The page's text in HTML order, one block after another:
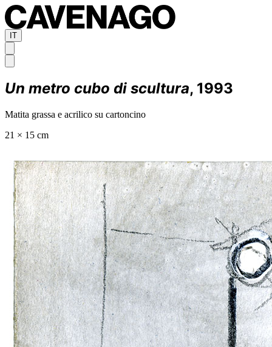
IT
Un metro cubo di scultura, 1993
Matita grassa e acrilico su cartoncino
21 × 15 cm